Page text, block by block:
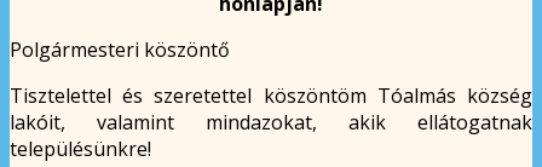
Polgármesteri köszöntő
Tisztelettel és szeretettel köszöntöm Tóalmás község
lakóit, valamint mindazokat, akik ellátogatnak
településünkre!